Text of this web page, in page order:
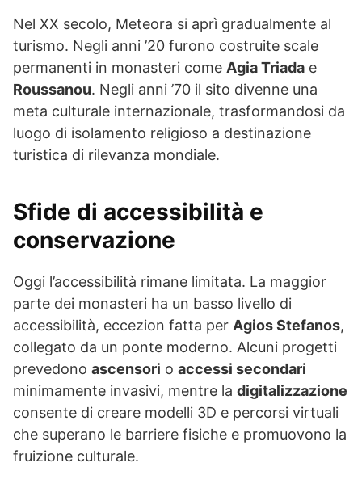
Nel XX secolo, Meteora si aprì gradualmente al
turismo. Negli anni ’20 furono costruite scale
permanenti in monasteri come Agia Triada e
Roussanou. Negli anni ’70 il sito divenne una
meta culturale internazionale, trasformandosi da
luogo di isolamento religioso a destinazione
turistica di rilevanza mondiale.
Sfide di accessibilità e
conservazione
Oggi l’accessibilità rimane limitata. La maggior
parte dei monasteri ha un basso livello di
accessibilità, eccezion fatta per Agios Stefanos,
collegato da un ponte moderno. Alcuni progetti
prevedono ascensori o accessi secondari
minimamente invasivi, mentre la digitalizzazione
consente di creare modelli 3D e percorsi virtuali
che superano le barriere fisiche e promuovono la
fruizione culturale.